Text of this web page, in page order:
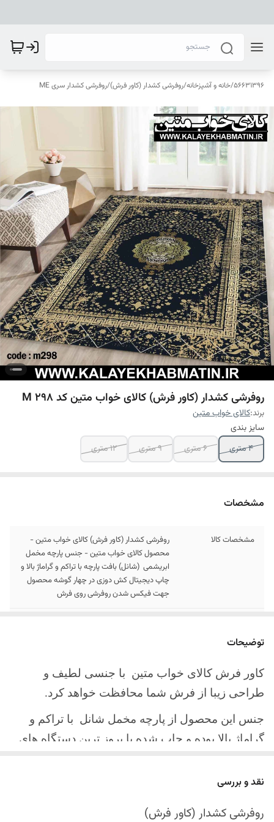
56631396
/خانه و آشپزخانه/روفرشی کشدار (کاور فرش)/روفرشی کشدار سری ME
روفرشی کشدار (کاور فرش) کالای خواب متین کد M 298
برند:کالای خواب متین
سایز بندی
4 متری
6 متری 9 متری 12 متری
مشخصات
مشخصات کالا
روفرشی کشدار (کاور فرش) کالای خواب متین -
محصول کالای خواب متین - جنس پارچه مخمل
ابریشمی (شانل) بافت پارچه با تراکم و گراماژ بالا و
چاپ دیجیتال کش دوزی در چهار گوشه محصول
جهت فیکس شدن روفرشی روی فرش
ارسال کالا
آینده
توضیحات
کاور فرش کالای خواب متین با جنسی لطیف و
طراحی زیبا از فرش شما محافظت خواهد کرد.
جنس این محصول از پارچه مخمل شانل با تراکم و
گراماژ بالا بوده و چاپ شده با بروز ترین دستگاه های
چهار گوشه این محصول با کش باکیفیت دوخته‌شده
نقد و بررسی
روفرشی کشدار (کاور فرش)